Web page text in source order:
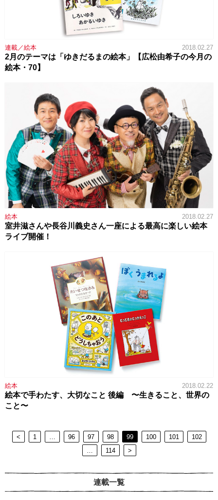
連載／絵本 2018.02.27
2月のテーマは「ゆきだるまの絵本」【広松由希子の今月の
絵本・70】
絵本 2018.02.27
室井滋さんや長谷川義史さん一座による最高に楽しい絵本
ライブ開催！
絵本 2018.02.22
絵本で手わたす、大切なこと 後編 〜生きること、世界の
こと〜
< 1 96 97 98 99 100 101
102
114 >
連載一覧